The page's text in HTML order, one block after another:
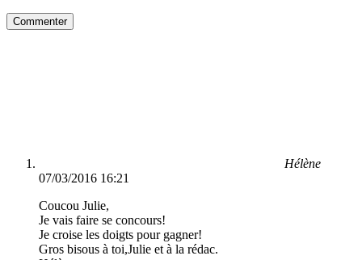
Commenter
Hélène
07/03/2016 16:21
Coucou Julie,
Je vais faire se concours!
Je croise les doigts pour gagner!
Gros bisous à toi,Julie et à la rédac.